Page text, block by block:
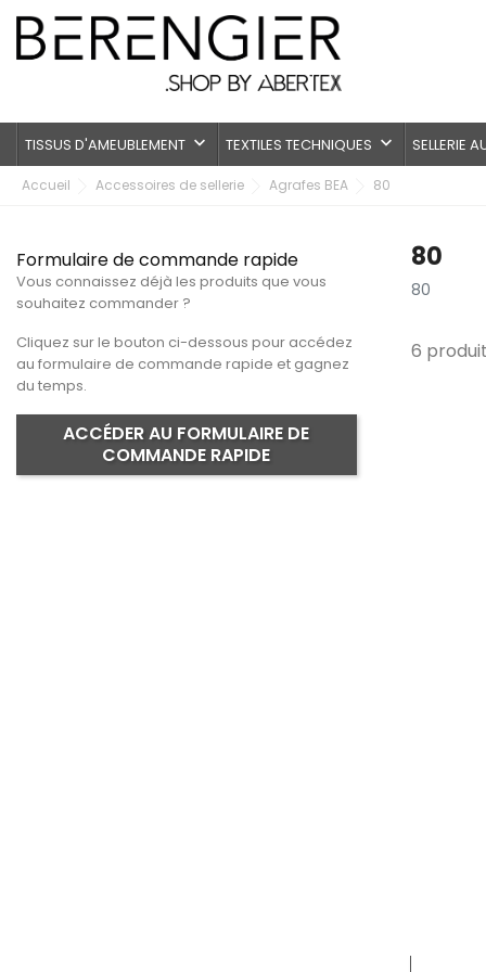
TISSUS D'AMEUBLEMENT keyboard_arrow_down TEXTILES TECHNIQUES keyboard_arrow_down SELLERIE
Accueil Accessoires de sellerie Agrafes BEA 80
Formulaire de commande rapide
Vous connaissez déjà les produits que vous
souhaitez commander ?
Cliquez sur le bouton ci-dessous pour accédez
au formulaire de commande rapide et gagnez
du temps.
ACCÉDER AU FORMULAIRE DE
COMMANDE RAPIDE
80
80
6